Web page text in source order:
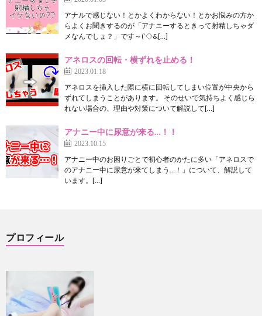
アナルで感じない！とかよくわからない！とかお悩みの方か
らよくお聞きするのが「アナニーするときって射精しちゃダ
メなんでしょ？」です～(‘◇&[…]
アネロスの回転・横ずれを止める！
2023.01.18
アネロスを挿入した際に横に回転してしまい位置が中央から
ずれてしまうことがあります。 そのせいで気持ちよく感じら
れない場合の、理由や対策について解説して[…]
アナニー中に尿意が来る…！！
2023.10.15
アナニー中のお困りごとで初心者のかたに多い「アネロスで
のアナニー中に尿意が来てしまう…！」について、解説して
います。[…]
プロフィール